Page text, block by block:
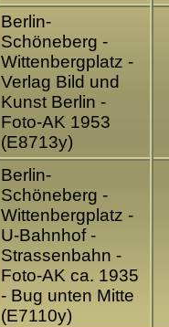
Berlin-
Schöneberg -
Wittenbergplatz -
Verlag Bild und
Kunst Berlin -
Foto-AK 1953
(E8713y)
Berlin-
Schöneberg -
Wittenbergplatz -
U-Bahnhof -
Strassenbahn -
Foto-AK ca. 1935
- Bug unten Mitte
(E7110y)